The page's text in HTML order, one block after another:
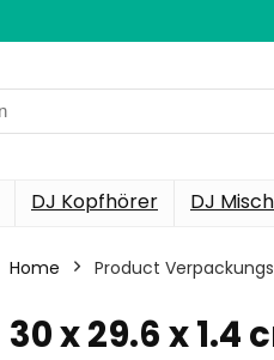
DJ Kopfhörer DJ
Home Product
‎30 x 29.6 x 1.4